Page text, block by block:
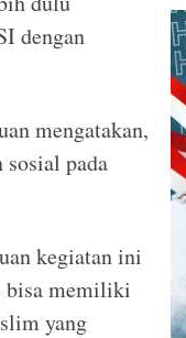
dengan
mengatakan,
sosial pada
kegiatan ini
bisa memiliki
yang